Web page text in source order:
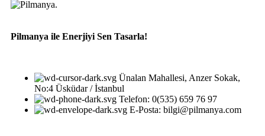
Pilmanya ile Enerjiyi Sen Tasarla!
Ünalan Mahallesi, Anzer Sokak,
No:4 Üsküdar / İstanbul
Telefon: 0(535) 659 76 97
E-Posta: bilgi@pilmanya.com